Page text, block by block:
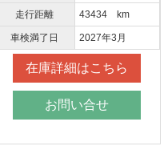
走行距離 43434 km
車検満了日 2027年3月
在庫詳細はこちら
お問い合せ